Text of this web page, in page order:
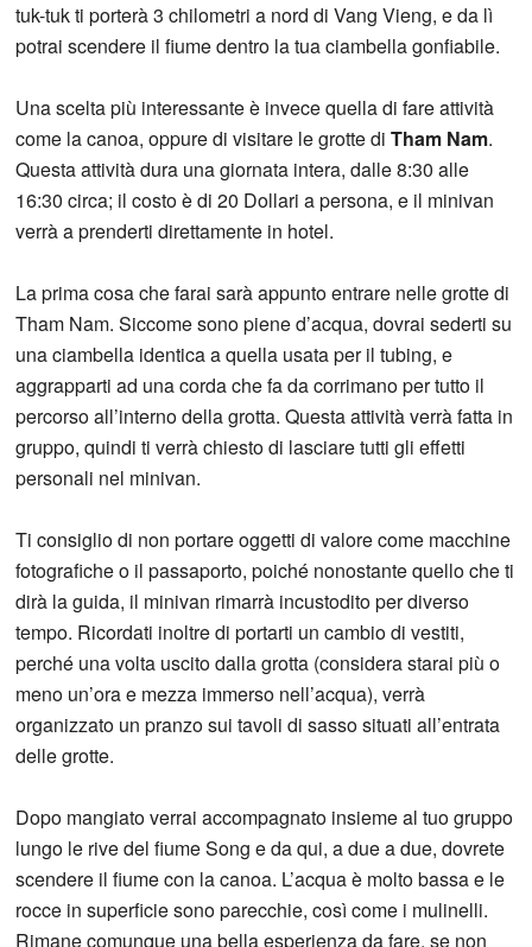
tuk-tuk ti porterà 3 chilometri a nord di Vang Vieng, e da lì
potrai scendere il fiume dentro la tua ciambella gonfiabile.
Una scelta più interessante è invece quella di fare attività
come la canoa, oppure di visitare le grotte diTham Nam.
Questa attività dura una giornata intera, dalle 8:30 alle
16:30 circa; il costo è di 20 Dollari a persona, e il minivan
verrà a prenderti direttamente in hotel.
La prima cosa che farai sarà appunto entrare nelle grotte di
Tham Nam. Siccome sono piene d’acqua, dovrai sederti su
una ciambella identica a quella usata per il tubing, e
aggrapparti ad una corda che fa da corrimano per tutto il
percorso all’interno della grotta. Questa attività verrà fatta in
gruppo, quindi ti verrà chiesto di lasciare tutti gli effetti
personali nel minivan.
Ti consiglio di non portare oggetti di valore come macchine
fotografiche o il passaporto, poiché nonostante quello che ti
dirà la guida, il minivan rimarrà incustodito per diverso
tempo. Ricordati inoltre di portarti un cambio di vestiti,
perché una volta uscito dalla grotta (considera starai più o
meno un’ora e mezza immerso nell’acqua), verrà
organizzato un pranzo sui tavoli di sasso situati all’entrata
delle grotte.
Dopo mangiato verrai accompagnato insieme al tuo gruppo
lungo le rive del fiume Song e da qui, a due a due, dovrete
scendere il fiume con la canoa. L’acqua è molto bassa e le
rocce in superficie sono parecchie, così come i mulinelli.
Rimane comunque una bella esperienza da fare, se non